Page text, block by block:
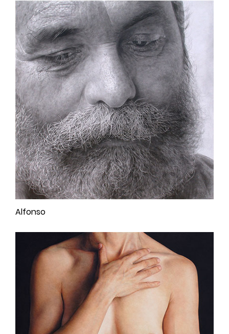
Alfonso